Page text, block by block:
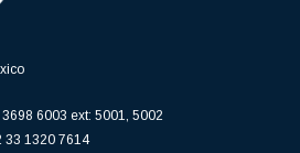
6003 ext: 5001, 5002
33 1320 7614